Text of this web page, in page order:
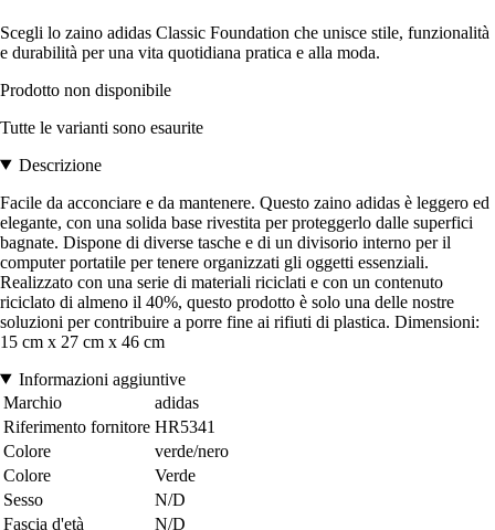
Scegli lo zaino adidas Classic Foundation che unisce stile, funzionalità
e durabilità per una vita quotidiana pratica e alla moda.
Prodotto non disponibile
Tutte le varianti sono esaurite
Descrizione
Facile da acconciare e da mantenere. Questo zaino adidas è leggero ed
elegante, con una solida base rivestita per proteggerlo dalle superfici
bagnate. Dispone di diverse tasche e di un divisorio interno per il
computer portatile per tenere organizzati gli oggetti essenziali.
Realizzato con una serie di materiali riciclati e con un contenuto
riciclato di almeno il 40%, questo prodotto è solo una delle nostre
soluzioni per contribuire a porre fine ai rifiuti di plastica. Dimensioni:
15 cm x 27 cm x 46 cm
Informazioni aggiuntive
Marchio
adidas
Riferimento fornitore HR5341
Colore
verde/nero
Colore
Verde
Sesso
N/D
Fascia d'età
N/D